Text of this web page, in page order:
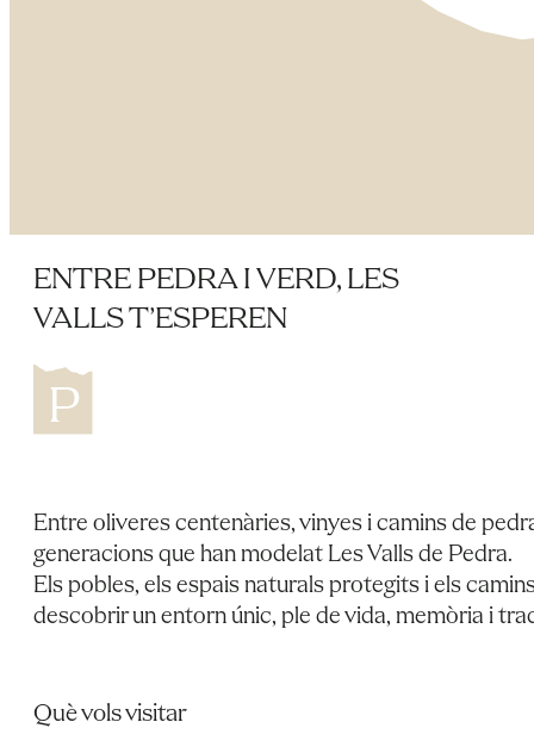
ENTRE PEDRA I VERD, LES
VALLS T’ESPEREN
Entre oliveres centenàries, vinyes i camins de
generacions que han modelat Les Valls de Pedra.
Els pobles, els espais naturals protegits i els
descobrir un entorn únic, ple de vida, memòria i
Què vols visitar